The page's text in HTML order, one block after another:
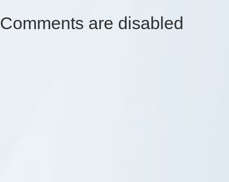
Comments are disabled